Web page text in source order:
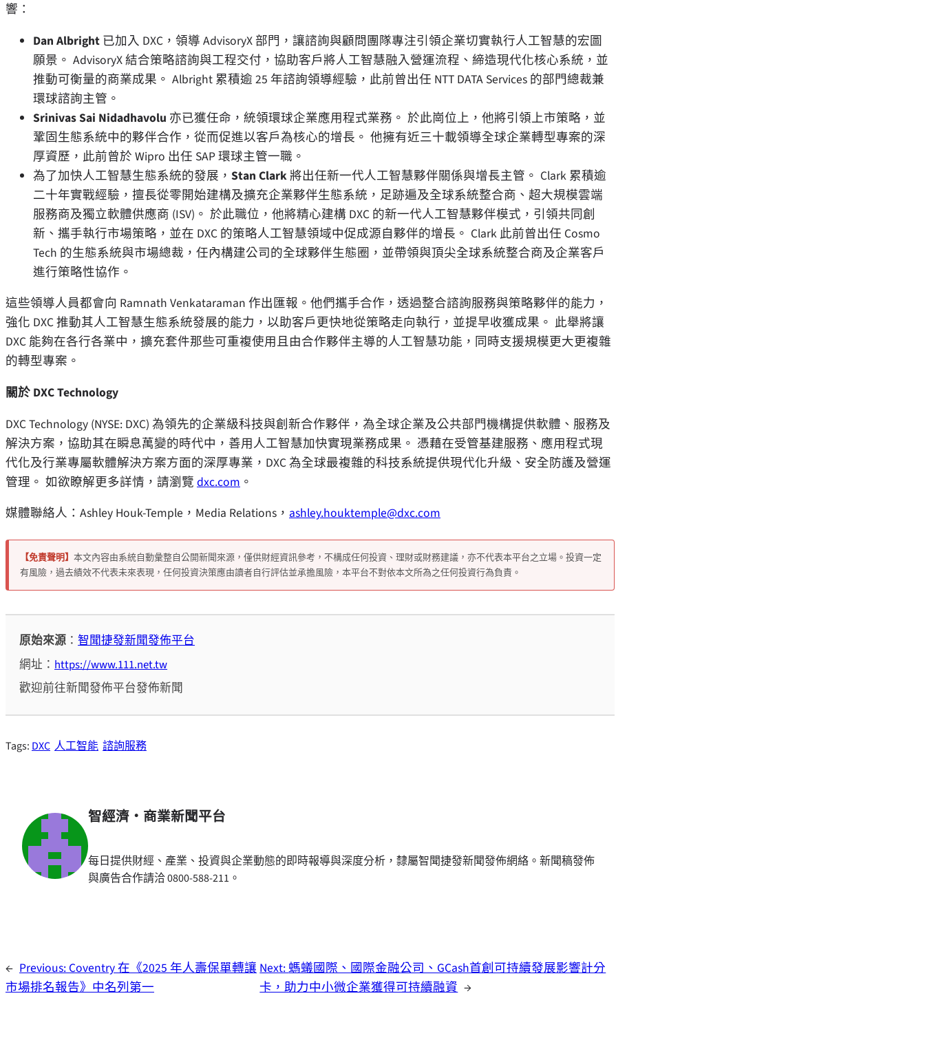
響：
Dan Albright 已加入 DXC，領導 AdvisoryX 部門，讓諮詢與顧問團隊專注引領企業切實執行人工智慧的宏圖
願景。 AdvisoryX 結合策略諮詢與工程交付，協助客戶將人工智慧融入營運流程、締造現代化核心系統，並
推動可衡量的商業成果。 Albright 累積逾 25 年諮詢領導經驗，此前曾出任 NTT DATA Services 的部門總裁兼
環球諮詢主管。
Srinivas Sai Nidadhavolu 亦已獲任命，統領環球企業應用程式業務。 於此崗位上，他將引領上市策略，並
鞏固生態系統中的夥伴合作，從而促進以客戶為核心的增長。 他擁有近三十載領導全球企業轉型專案的深
厚資歷，此前曾於 Wipro 出任 SAP 環球主管一職。
為了加快人工智慧生態系統的發展， Stan Clark將出任新一代人工智慧夥伴關係與增長主管。 Clark 累積逾
二十年實戰經驗，擅長從零開始建構及擴充企業夥伴生態系統，足跡遍及全球系統整合商、超大規模雲端
服務商及獨立軟體供應商 (ISV)。 於此職位，他將精心建構 DXC 的新一代人工智慧夥伴模式，引領共同創
新、攜手執行市場策略，並在 DXC 的策略人工智慧領域中促成源自夥伴的增長。 Clark 此前曾出任 Cosmo
Tech 的生態系統與市場總裁，任內構建公司的全球夥伴生態圈，並帶領與頂尖全球系統整合商及企業客戶
進行策略性協作。
這些領導人員都會向 Ramnath Venkataraman 作出匯報。他們攜手合作，透過整合諮詢服務與策略夥伴的能力，
強化 DXC 推動其人工智慧生態系統發展的能力，以助客戶更快地從策略走向執行，並提早收獲成果。 此舉將讓
DXC 能夠在各行各業中，擴充套件那些可重複使用且由合作夥伴主導的人工智慧功能，同時支援規模更大更複雜
的轉型專案。
關於 DXC Technology
DXC Technology (NYSE: DXC) 為領先的企業級科技與創新合作夥伴，為全球企業及公共部門機構提供軟體、服務及
解決方案，協助其在瞬息萬變的時代中，善用人工智慧加快實現業務成果。 憑藉在受管基建服務、應用程式現
代化及行業專屬軟體解決方案方面的深厚專業，DXC 為全球最複雜的科技系統提供現代化升級、安全防護及營運
管理。 如欲瞭解更多詳情，請瀏覽 dxc.com 。
媒體聯絡人：Ashley Houk-Temple，Media Relations， ashley.houktemple@dxc.com
【免責聲明】 本文內容由系統自動彙整自公開新聞來源，僅供財經資訊參考，不構成任何投資、理財或財務建議，亦不代表本平台之立場。投資一定
有風險，過去績效不代表未來表現，任何投資決策應由讀者自行評估並承擔風險，本平台不對依本文所為之任何投資行為負責。
原始來源 ：智聞捷發新聞發佈平台
網址： https://www.111.net.tw
歡迎前往新聞發佈平台發佈新聞
Tags: DXC 人工智能 諮詢服務
智經濟・商業新聞平台
每日提供財經、產業、投資與企業動態的即時報導與深度分析，隸屬智聞捷發新聞發佈網絡。新聞稿發佈
與廣告合作請洽 0800-588-211。
← Previous: Coventry 在《2025 年人壽保單轉讓
市場排名報告》中名列第一
Next:螞蟻國際、國際金融公司、GCash首創可持續發展影響計分
卡，助力中小微企業獲得可持續融資 →